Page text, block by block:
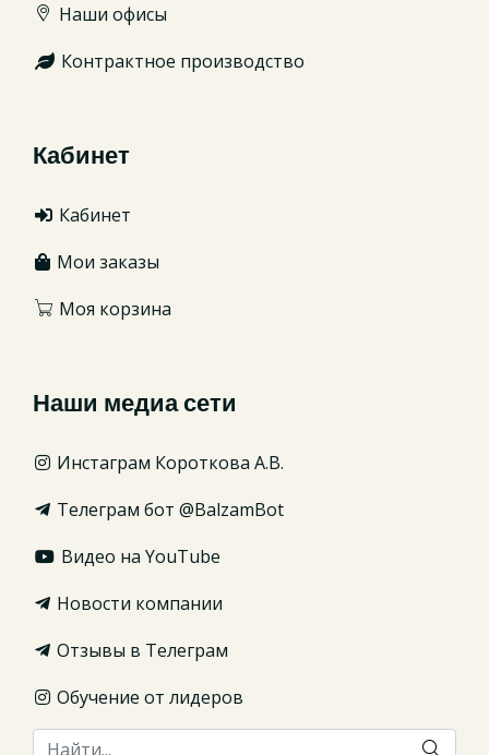
Наши офисы
Контрактное производство
Кабинет
Кабинет
Мои заказы
Моя корзина
Наши медиа сети
Инстаграм Короткова А.В.
Телеграм бот @BalzamBot
Видео на YouTube
Новости компании
Отзывы в Телеграм
Обучение от лидеров